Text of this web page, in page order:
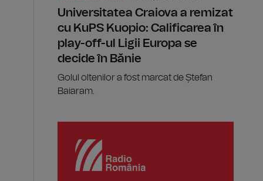
Universitatea Craiova a remizat
cu KuPS Kuopio: Calificarea în
play-off-ul Ligii Europa se
decide în Bănie
Golul oltenilor a fost marcat de Ștefan
Baiaram.